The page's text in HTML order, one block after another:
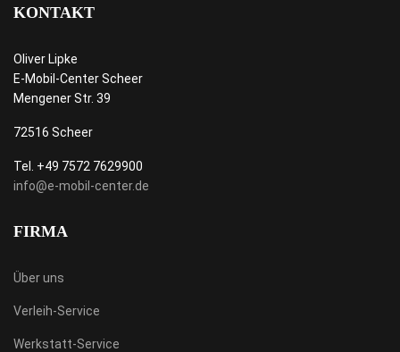
KONTAKT
Oliver Lipke
E-Mobil-Center Scheer
Mengener Str. 39
72516 Scheer
Tel. +49 7572 7629900
info@e-mobil-center.de
FIRMA
Über uns
Verleih-Service
Werkstatt-Service